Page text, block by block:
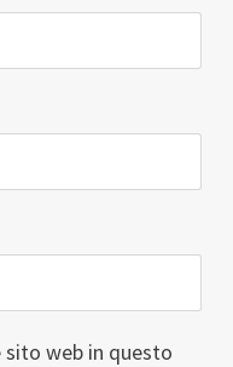
sito web in questo